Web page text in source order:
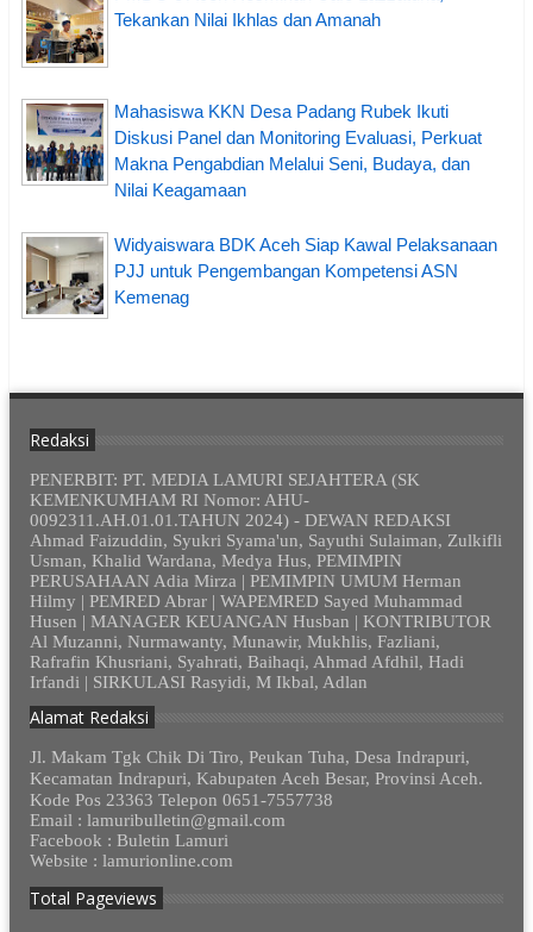
Tekankan Nilai Ikhlas dan Amanah
Mahasiswa KKN Desa Padang Rubek Ikuti
Diskusi Panel dan Monitoring Evaluasi, Perkuat
Makna Pengabdian Melalui Seni, Budaya, dan
Nilai Keagamaan
Widyaiswara BDK Aceh Siap Kawal Pelaksanaan
PJJ untuk Pengembangan Kompetensi ASN
Kemenag
Redaksi
PENERBIT: PT. MEDIA LAMURI SEJAHTERA (SK
KEMENKUMHAM RI Nomor: AHU-
0092311.AH.01.01.TAHUN 2024) - DEWAN REDAKSI
Ahmad Faizuddin, Syukri Syama'un, Sayuthi Sulaiman, Zulkifli
Usman, Khalid Wardana, Medya Hus, PEMIMPIN
PERUSAHAAN Adia Mirza | PEMIMPIN UMUM Herman
Hilmy | PEMRED Abrar | WAPEMRED Sayed Muhammad
Husen | MANAGER KEUANGAN Husban | KONTRIBUTOR
Al Muzanni, Nurmawanty, Munawir, Mukhlis, Fazliani,
Rafrafin Khusriani, Syahrati, Baihaqi, Ahmad Afdhil, Hadi
Irfandi | SIRKULASI Rasyidi, M Ikbal, Adlan
Alamat Redaksi
Jl. Makam Tgk Chik Di Tiro, Peukan Tuha, Desa Indrapuri,
Kecamatan Indrapuri, Kabupaten Aceh Besar, Provinsi Aceh.
Kode Pos 23363 Telepon 0651-7557738
Email : lamuribulletin@gmail.com
Facebook : Buletin Lamuri
Website : lamurionline.com
Total Pageviews